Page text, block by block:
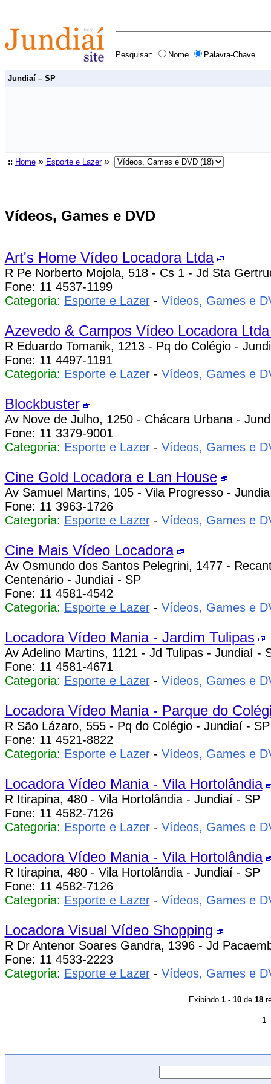
Pesquisar: Nome Palavra-Chave
Jundiaí – SP
:: Home » Esporte e Lazer »
Vídeos, Games e DVD
Art's Home Vídeo Locadora Ltda
R Pe Norberto Mojola, 518 - Cs 1 - Jd Sta
Fone: 11 4537-1199
Categoria: Esporte e Lazer- Vídeos, Games e
Azevedo & Campos Vídeo Locadora
R Eduardo Tomanik, 1213 - Pq do Colégio -
Fone: 11 4497-1191
Categoria: Esporte e Lazer- Vídeos, Games e
Blockbuster
Av Nove de Julho, 1250 - Chácara Urbana -
Fone: 11 3379-9001
Categoria: Esporte e Lazer- Vídeos, Games e
Cine Gold Locadora e Lan House
Av Samuel Martins, 105 - Vila Progresso -
Fone: 11 3963-1726
Categoria: Esporte e Lazer- Vídeos, Games e
Cine Mais Vídeo Locadora
Av Osmundo dos Santos Pelegrini, 1477 -
Centenário - Jundiaí - SP
Fone: 11 4581-4542
Categoria: Esporte e Lazer- Vídeos, Games e
Locadora Vídeo Mania - Jardim Tulipas
Av Adelino Martins, 1121 - Jd Tulipas - Jundiaí -
Fone: 11 4581-4671
Categoria: Esporte e Lazer- Vídeos, Games e
Locadora Vídeo Mania - Parque do
R São Lázaro, 555 - Pq do Colégio - Jundiaí - SP
Fone: 11 4521-8822
Categoria: Esporte e Lazer- Vídeos, Games e
Locadora Vídeo Mania - Vila Hortolândia
R Itirapina, 480 - Vila Hortolândia - Jundiaí - SP
Fone: 11 4582-7126
Categoria: Esporte e Lazer- Vídeos, Games e
Locadora Vídeo Mania - Vila Hortolândia
R Itirapina, 480 - Vila Hortolândia - Jundiaí - SP
Fone: 11 4582-7126
Categoria: Esporte e Lazer- Vídeos, Games e
Locadora Visual Vídeo Shopping
R Dr Antenor Soares Gandra, 1396 - Jd
Fone: 11 4533-2223
Categoria: Esporte e Lazer- Vídeos, Games e
Exibindo 1 - 10 de 18
1